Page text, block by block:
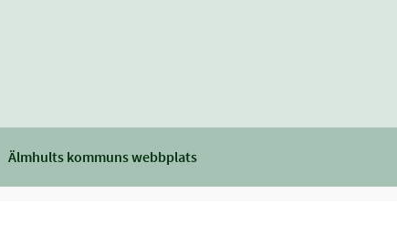
Älmhults kommuns webbplats